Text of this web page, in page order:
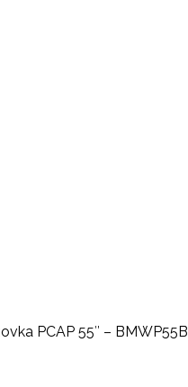
PCAP 55″ – BMWP55B